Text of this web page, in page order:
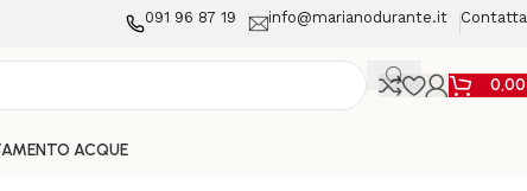
091 96 87 19 info@marianodurante.it
ACQUE